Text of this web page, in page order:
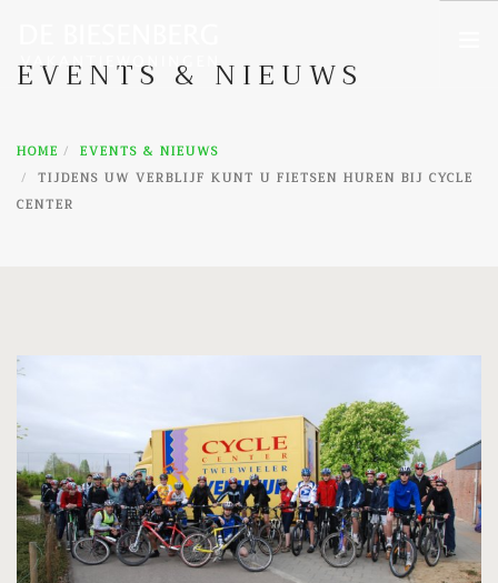
WONINGEN
OMGEVING
EVENTS & NIEUWS
HOME
EVENTS & NIEUWS
TIJDENS UW VERBLIJF KUNT U FIETSEN HUREN BIJ CYCLE
CENTER